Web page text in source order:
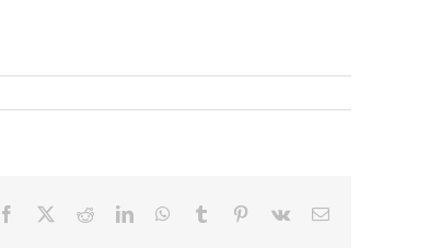
Facebook RedditLinkedInWhatsApp
Tumblr Pinterest
Vk
E-